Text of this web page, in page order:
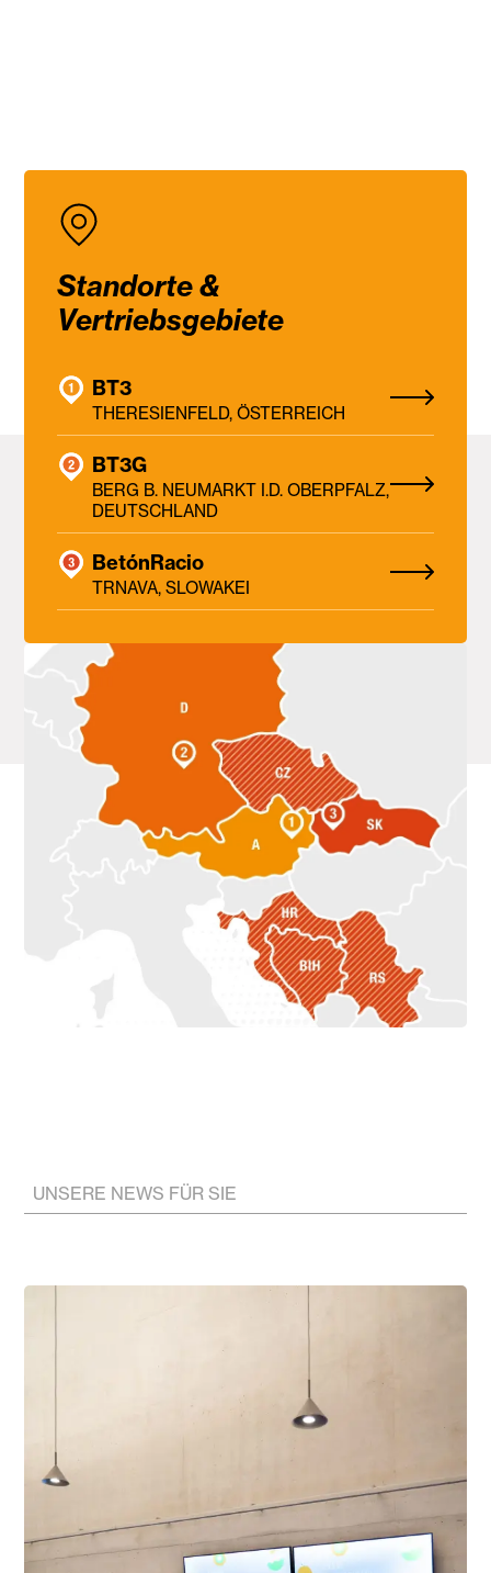
Standorte &
Vertriebsgebiete
BT3
THERESIENFELD, ÖSTERREICH
BT3G
BERG B. NEUMARKT I.D. OBERPFALZ,
DEUTSCHLAND
BetónRacio
TRNAVA, SLOWAKEI
UNSERE NEWS FÜR SIE